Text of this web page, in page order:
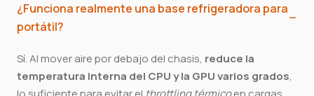
¿Funciona realmente una base refrigeradora para
portátil?
Sí. Al mover aire por debajo del chasis, reduce la
temperatura interna del CPU y la GPU varios grados,